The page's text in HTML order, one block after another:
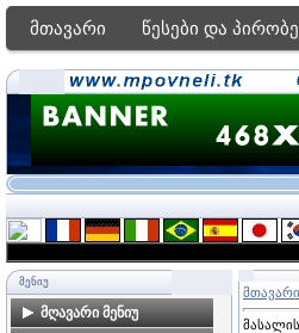
მთავარი წესები და
ᲛᲔᲜᲘᲣ
მღავარი მენიუ
მთავარი